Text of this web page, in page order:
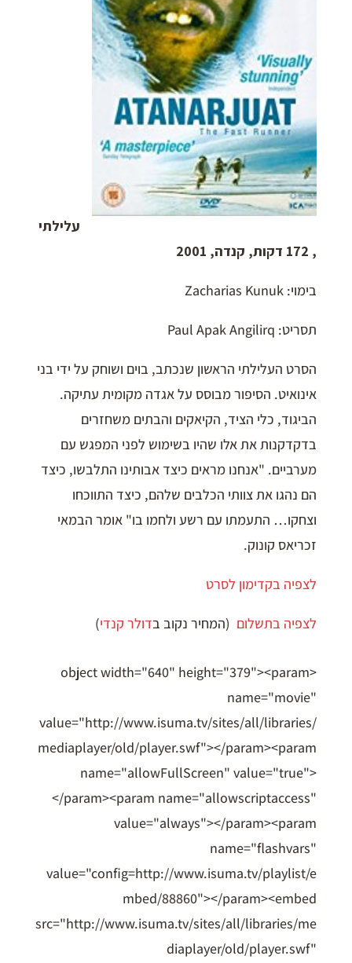
עלילתי
, 172 דקות, קנדה, 2001
בימוי: Zacharias Kunuk
תסריט: Paul Apak Angilirq
הסרט העלילתי הראשון שנכתב, בוים ושוחק על ידי בני
אינואיט. הסיפור מבוסס על אגדה מקומית עתיקה.
הביגוד, כלי הציד, הקיאקים והבתים משחזרים
בדקדקנות את אלו שהיו בשימוש לפני המפגש עם
מערביים. "אנחנו מראים כיצד אבותינו התלבשו, כיצד
הם נהגו את צוותי הכלבים שלהם, כיצד התווכחו
וצחקו… התעמתו עם רשע ולחמו בו" אומר הבמאי
זכריאס קונוק.
לצפיה בקדימון לסרט
לצפיה בתשלום (המחיר נקוב בדולר קנדי)
<object width="640" height="379"><param
name="movie"
value="http://www.isuma.tv/sites/all/libraries/
mediaplayer/old/player.swf"></param><param
name="allowFullScreen" value="true">
</param><param name="allowscriptaccess"
value="always"></param><param
name="flashvars"
value="config=http://www.isuma.tv/playlist/e
mbed/88860"></param><embed
src="http://www.isuma.tv/sites/all/libraries/me
diaplayer/old/player.swf"